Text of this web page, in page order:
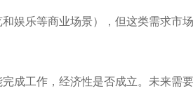
娱乐等商业场景），但这类需求
工作，经济性是否成立。未来需